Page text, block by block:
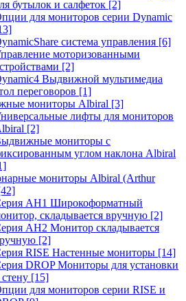
бутылок и салфеток [2]
для мониторов серии Dynamic
система управления [6]
моторизованными
[2]
Выдвижной мультимедиа
переговоров [1]
мониторы Albiral [3]
лифты для мониторов
[2]
мониторы с
углом наклона Albiral
мониторы Albiral (Arthur
AH1 Широкоформатный
складывается вручную [2]
AH2 Монитор складывается
[2]
RISE Настенные мониторы [14]
DROP Мониторы для установки
[15]
для мониторов серии RISE и